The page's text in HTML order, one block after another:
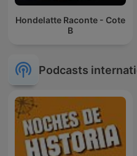
Hondelatte Raconte - Cote
B
Podcasts